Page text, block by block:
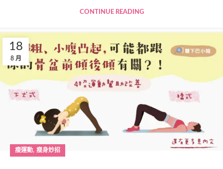
CONTINUE READING
18
8 月
瘦運動, 瘦身妙招